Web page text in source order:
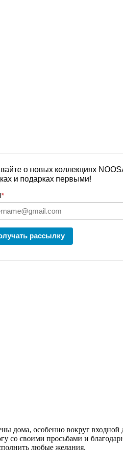
о новых коллекциях
и подарках первыми!
*
рассылку
дома, особенно вокруг
со своими просьбами и
любые желания.